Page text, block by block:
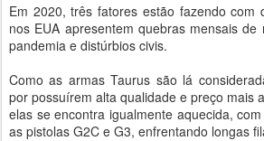
Em 2020, três fatores estão fazendo com
nos EUA apresentem quebras mensais de
pandemia e distúrbios civis.
Como as armas Taurus são lá
por possuírem alta qualidade e preço mais
elas se encontra igualmente aquecida,
as pistolas G2C e G3, enfrentando longas